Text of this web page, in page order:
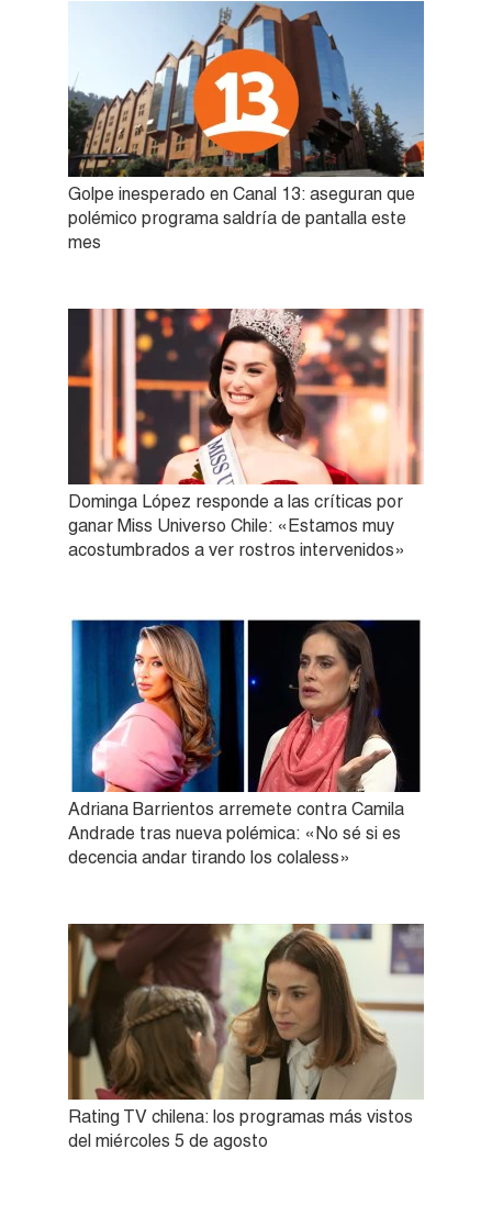
Golpe inesperado en Canal 13: aseguran que
polémico programa saldría de pantalla este
mes
Dominga López responde a las críticas por
ganar Miss Universo Chile: «Estamos muy
acostumbrados a ver rostros intervenidos»
Adriana Barrientos arremete contra Camila
Andrade tras nueva polémica: «No sé si es
decencia andar tirando los colaless»
Rating TV chilena: los programas más vistos
del miércoles 5 de agosto